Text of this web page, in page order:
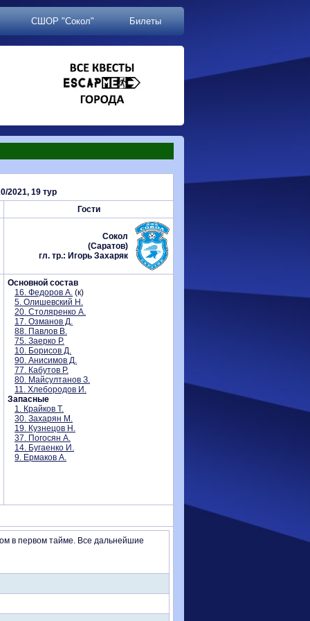
СШОР "Сокол" Билеты
2021, 19 тур
Гости
Сокол
(Саратов)
гл. тр.: Игорь Захаряк
Основной состав
16. Федоров А. (к)
5. Олишевский Н.
20. Столяренко А.
17. Озманов Д.
88. Павлов В.
75. Заерко Р.
10. Борисов Д.
90. Анисимов Д.
77. Кабутов Р.
80. Майсултанов З.
11. Хлебородов И.
Запасные
1. Крайков Т.
30. Захарян М.
19. Кузнецов Н.
37. Погосян А.
14. Бугаенко И.
9. Ермаков А.
в первом тайме. Все дальнейшие